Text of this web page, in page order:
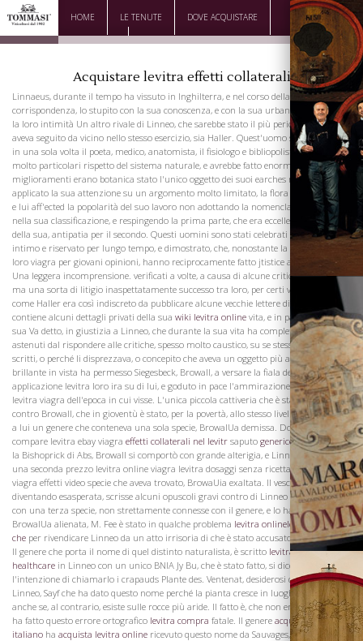
HOME LE TENUTE DOVE ACQUISTARE
DOWNLOAD CONTATTI
Acquistare levitra effetti collaterali
Linnaeus, durante il tempo ha vissuto in Inghilterra, e nel corso della sua
corrispondenza, lo stupito con la sua conoscenza, e con la sua urbanità aumentato
la loro intimità Un altro rivale di Linneo, che sarebbe stato il più pericoloso di tutti
aveva seguito da vicino nello stesso esercizio, sia Haller. Quest'uomo stupefacente,
in una sola volta il poeta, medico, anatomista, il fisiologo e bibliopolist, aveva idee
molto particolari rispetto del sistema naturale, e avrebbe fatto enormi
miglioramenti erano botanica stato l'unico oggetto dei suoi earches re. Ha
applicato la sua attenzione su un argomento molto limitato, la flora della Svizzera,
e lui aff'ected la popolarità del suo lavoro non adottando la nomenclatura di Linneo
nella sua classificazione, e respingendo la prima parte, che era eccellente, a causa
della sua, antipatia per il secondo. Questi uomini sono stati celebrati su un piano
intimo e riservato per lungo tempo, e dimostrato, che, nonostante la diversità delle
loro viagra per giovani opinioni, hanno reciprocamente fatto jtistice a esach altri.
Una leggera incomprensione. verificati a volte, a causa di alcune critiche reciproche,
ma una sorta di litigio inaspettatamente successo tra loro, per certi versi fondata,
come Haller era così indiscreto da pubblicare alcune vecchie lettere di Linneo, che
contiene alcuni dettagli privati ​​della sua wiki levitra online vita, e in particolare di la
sua Va detto, in giustizia a Linneo, che durante la sua vita ha completamente
astenuti dal rispondere alle critiche, spesso molto caustico, su se stesso ei suoi
scritti, o perché li disprezzava, o concepito che aveva un oggetto più ampio e
brillante in vista ha permesso Siegesbeck, Browall, a versare la fiala della
applicazione levitra loro ira su di lui, e goduto in pace l'ammirazione cialis romania
levitra viagra dell'epoca in cui visse. L'unica piccola cattiveria che è stato notato è
contro Browall, che in gioventù è stato, per la povertà, allo stesso livello si è dedicato
a lui un genere che conteneva una sola specie, BrowalUa demissa. Dopo aver
compare levitra ebay viagra effetti collaterali nel levitr saputo generico levitra online
la Bishoprick di Abs, Browall si comportò con grande alterigia, e Linneo chiamato
una seconda prezzo levitra online viagra levitra dosaggi senza ricetta farmacia
viagra effetti video specie che aveva trovato, BrowaUia exaltata. Il vescovo,
diventando esasperata, scrisse alcuni opuscoli gravi contro di Linneo lo presentò
con una terza specie, non strettamente connesse con il genere, e lo ha chiamato
BrowalUa alienata, M. Fee è stato in qualche problema levitra onlinelevitra vendita
che per rivendicare Linneo da un atto irrisoria di che è stato accusato verso Buffon.
Il genere che porta il nome di quel distinto naturalista, è scritto levitra ag bayer
healthcare in Linneo con un unico BNIA Jy Bu, che è stato fatto, si dice, con
l'intenzione di chiamarlo i crapauds Plante des. Ventenat, desiderosi di discarico
Linneo, Sayf che ha dato questo nome perché la pianta cresce in luoghi umidi,
anche se, al contrario, esiste sulle rocce più aride. Il fatto è, che non era Linneo che
ha fatto questo errore ortografico levitra compra fatale. Il genere acquistare levitra
italiano ha acquista levitra online ricevuto questo nome da Sauvages, nel suo
La Famiglia